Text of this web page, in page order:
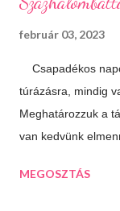
február 03, 2023
Csapadékos
túrázásra, mindig
Meghatározzuk a
van kedvünk
települést. Így
MEGOSZTÁS